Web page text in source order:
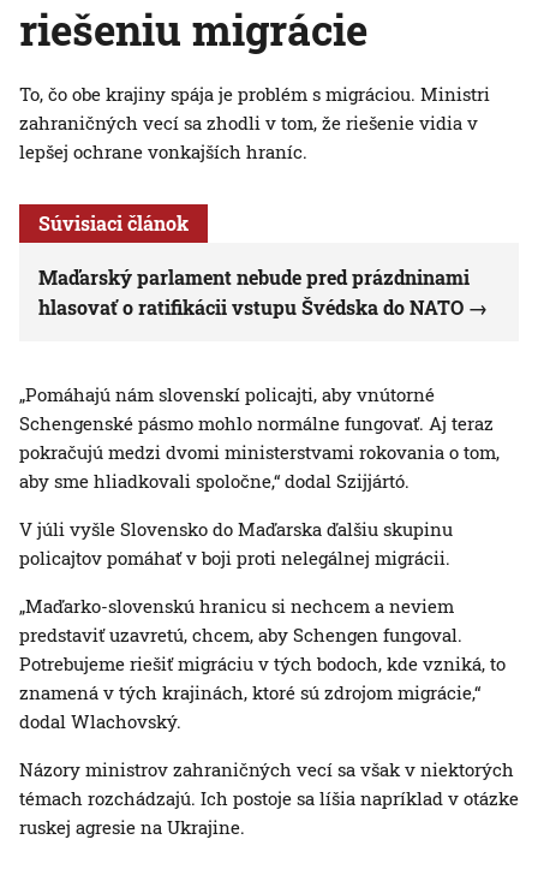
riešeniu migrácie
To, čo obe krajiny spája je problém s migráciou. Ministri
zahraničných vecí sa zhodli v tom, že riešenie vidia v
lepšej ochrane vonkajších hraníc.
Súvisiaci článok
Maďarský parlament nebude pred prázdninami
hlasovať o ratifikácii vstupu Švédska do NATO
„Pomáhajú nám slovenskí policajti, aby vnútorné
Schengenské pásmo mohlo normálne fungovať. Aj teraz
pokračujú medzi dvomi ministerstvami rokovania o tom,
aby sme hliadkovali spoločne,“ dodal Szijjártó.
V júli vyšle Slovensko do Maďarska ďalšiu skupinu
policajtov pomáhať v boji proti nelegálnej migrácii.
„Maďarko-slovenskú hranicu si nechcem a neviem
predstaviť uzavretú, chcem, aby Schengen fungoval.
Potrebujeme riešiť migráciu v tých bodoch, kde vzniká, to
znamená v tých krajinách, ktoré sú zdrojom migrácie,“
dodal Wlachovský.
Názory ministrov zahraničných vecí sa však v niektorých
témach rozchádzajú. Ich postoje sa líšia napríklad v otázke
ruskej agresie na Ukrajine.